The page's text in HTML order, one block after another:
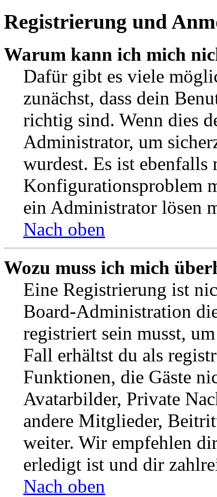
Registrierung und
Warum kann ich mich
Dafür gibt es viele
zunächst, dass dein
richtig sind. Wenn dies
Administrator, um
wurdest. Es ist ebenfalls
Konfigurationsproblem
ein Administrator lösen
Nach oben
Wozu muss ich mich
Eine Registrierung ist
Board-Administration
registriert sein musst,
Fall erhältst du als
Funktionen, die Gäste
Avatarbilder, Private
andere Mitglieder,
weiter. Wir empfehlen
erledigt ist und dir
Nach oben